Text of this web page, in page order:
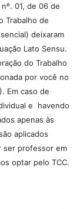
01, de 06 de
Trabalho de
deixaram
Lato Sensu.
do Trabalho
por você no
Em caso de
e havendo
apenas às
aplicados
ser professor em
optar pelo TCC.